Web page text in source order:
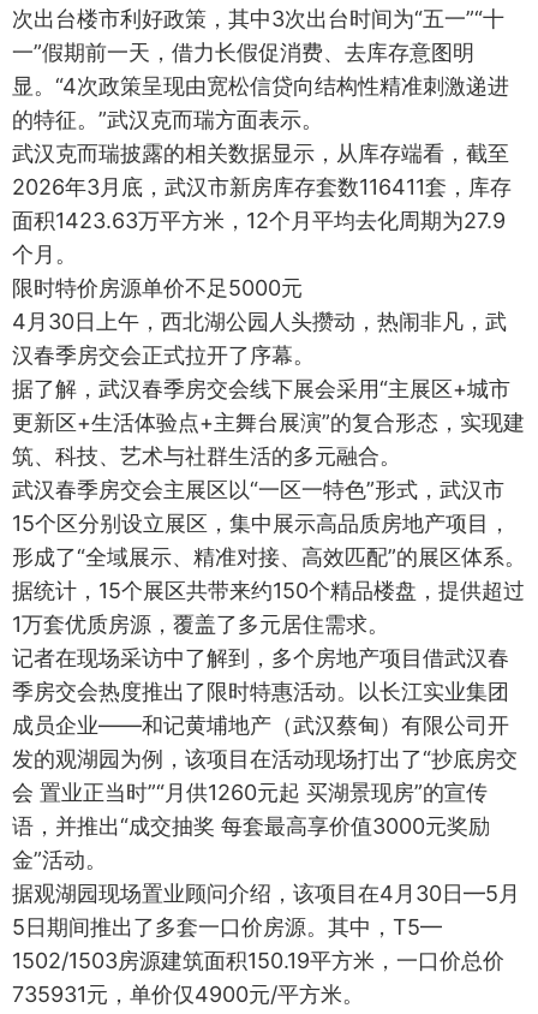
次出台楼市利好政策，其中3次出台时间为“五一”“十
一”假期前一天，借力长假促消费、去库存意图明
显。“4次政策呈现由宽松信贷向结构性精准刺激递进
的特征。”武汉克而瑞方面表示。
武汉克而瑞披露的相关数据显示，从库存端看，截至
2026年3月底，武汉市新房库存套数116411套，库存
面积1423.63万平方米，12个月平均去化周期为27.9
个月。
限时特价房源单价不足5000元
4月30日上午，西北湖公园人头攒动，热闹非凡，武
汉春季房交会正式拉开了序幕。
据了解，武汉春季房交会线下展会采用“主展区+城市
更新区+生活体验点+主舞台展演”的复合形态，实现建
筑、科技、艺术与社群生活的多元融合。
武汉春季房交会主展区以“一区一特色”形式，武汉市
15个区分别设立展区，集中展示高品质房地产项目，
形成了“全域展示、精准对接、高效匹配”的展区体系。
据统计，15个展区共带来约150个精品楼盘，提供超过
1万套优质房源，覆盖了多元居住需求。
记者在现场采访中了解到，多个房地产项目借武汉春
季房交会热度推出了限时特惠活动。以长江实业集团
成员企业——和记黄埔地产（武汉蔡甸）有限公司开
发的观湖园为例，该项目在活动现场打出了“抄底房交
会 置业正当时”“月供1260元起 买湖景现房”的宣传
语，并推出“成交抽奖 每套最高享价值3000元奖励
金”活动。
据观湖园现场置业顾问介绍，该项目在4月30日—5月
5日期间推出了多套一口价房源。其中，T5—
1502/1503房源建筑面积150.19平方米，一口价总价
735931元，单价仅4900元/平方米。